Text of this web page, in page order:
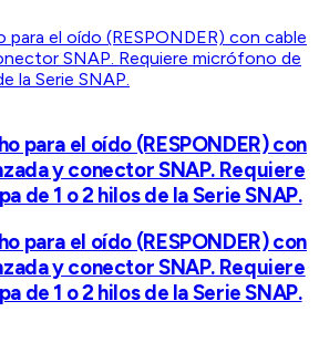
para el oído (RESPONDER) con
y conector SNAP. Requiere
de 1 o 2 hilos de la Serie SNAP.
para el oído (RESPONDER) con
y conector SNAP. Requiere
de 1 o 2 hilos de la Serie SNAP.